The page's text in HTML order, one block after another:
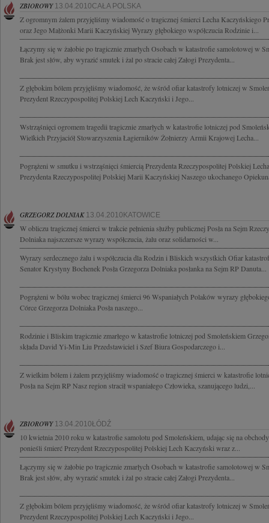
ZBIOROWY 13.04.2010CAŁA POLSKA
Z ogromnym żalem przyjęliśmy wiadomość o tragicznej śmierci Lecha Kaczyńskiego
oraz Jego Małżonki Marii Kaczyńskiej Wyrazy głębokiego współczucia Rodzinie i...
Łączymy się w żałobie po tragicznie zmarłych Osobach w katastrofie samolotowej w
Brak jest słów, aby wyrazić smutek i żal po stracie całej Załogi Prezydenta...
Z głębokim bólem przyjęliśmy wiadomość, że wśród ofiar katastrofy lotniczej w
Prezydent Rzeczypospolitej Polskiej Lech Kaczyński i Jego...
Wstrząśnięci ogromem tragedii tragicznie zmarłych w katastrofie lotniczej pod
Wielkich Przyjaciół Stowarzyszenia Łagierników Żołnierzy Armii Krajowej Lecha...
Pogrążeni w smutku i wstrząśnięci śmiercią Prezydenta Rzeczypospolitej Polskiej
Prezydenta Rzeczypospolitej Polskiej Marii Kaczyńskiej Naszego ukochanego
GRZEGORZ DOLNIAK 13.04.2010KATOWICE
W obliczu tragicznej śmierci w trakcie pełnienia służby publicznej Posła na Sejm
Dolniaka najszczersze wyrazy współczucia, żalu oraz solidarności w...
Wyrazy serdecznego żalu i współczucia dla Rodzin i Bliskich wszystkich Ofiar
Senator Krystyny Bochenek Posła Grzegorza Dolniaka posłanka na Sejm RP Danuta...
Pogrążeni w bólu wobec tragicznej śmierci 96 Wspaniałych Polaków wyrazy
Córce Grzegorza Dolniaka Posła naszego...
Rodzinie i Bliskim tragicznie zmarłego w katastrofie lotniczej pod Smoleńskiem
składa David Yi-Min Liu Przedstawiciel i Szef Biura Gospodarczego i...
Z wielkim bólem i żalem przyjęliśmy wiadomość o tragicznej śmierci w katastrofie
Posła na Sejm RP Nasz region stracił wspaniałego Człowieka, szanującego ludzi,...
ZBIOROWY 13.04.2010ŁÓDŹ
10 kwietnia 2010 roku w katastrofie samolotu pod Smoleńskiem, udając się na
ponieśli śmierć Prezydent Rzeczypospolitej Polskiej Lech Kaczyński wraz z...
Łączymy się w żałobie po tragicznie zmarłych Osobach w katastrofie samolotowej w
Brak jest słów, aby wyrazić smutek i żal po stracie całej Załogi Prezydenta...
Z głębokim bólem przyjęliśmy wiadomość, że wśród ofiar katastrofy lotniczej w
Prezydent Rzeczypospolitej Polskiej Lech Kaczyński i Jego...